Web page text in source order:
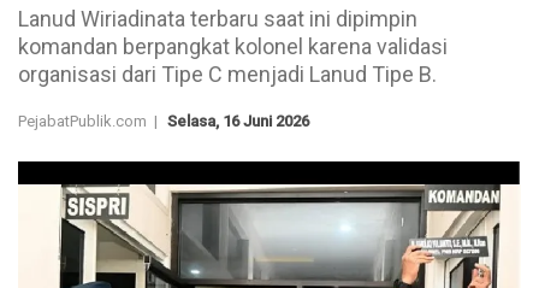
Lanud Wiriadinata terbaru saat ini dipimpin
komandan berpangkat kolonel karena validasi
organisasi dari Tipe C menjadi Lanud Tipe B.
PejabatPublik.com | Selasa, 16 Juni 2026